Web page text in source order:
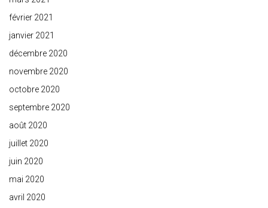
février 2021
janvier 2021
décembre 2020
novembre 2020
octobre 2020
septembre 2020
août 2020
juillet 2020
juin 2020
mai 2020
avril 2020